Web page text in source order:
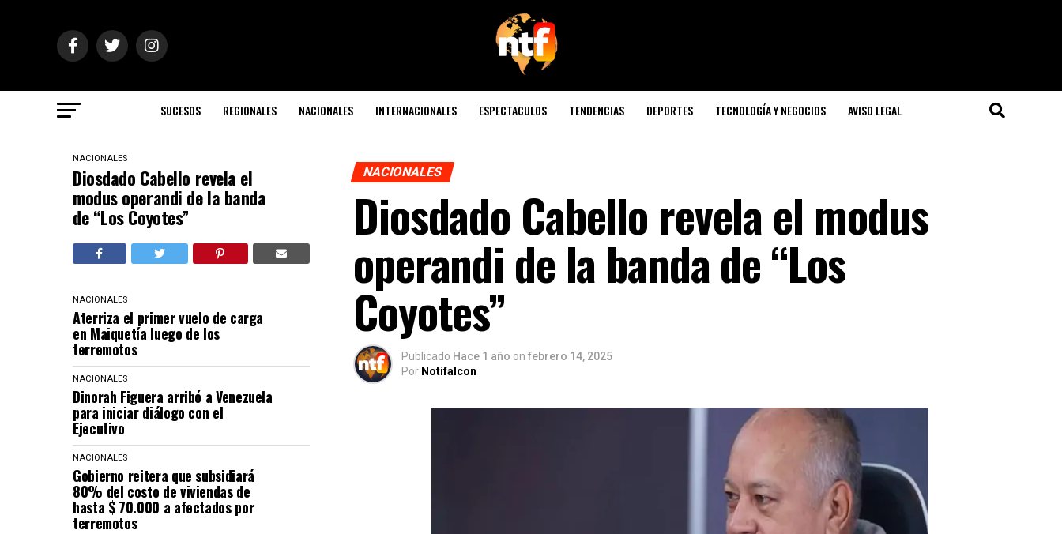
SUCESOS REGIONALES NACIONALES INTERNACIONALES ESPECTACULOS TENDENCIAS DEPORTES TECNOLOGÍA Y NEGOCIOS AVISO LEGAL
NACIONALES
Diosdado Cabello revela el
modus operandi de la banda
de “Los Coyotes”
NACIONALES
Aterriza el primer vuelo de carga
en Maiquetía luego de los
terremotos
NACIONALES
Dinorah Figuera arribó a Venezuela
para iniciar diálogo con el
Ejecutivo
NACIONALES
Gobierno reitera que subsidiará
80% del costo de viviendas de
hasta $ 70.000 a afectados por
terremotos
NACIONALES
Diosdado Cabello revela el modus
operandi de la banda de “Los
Coyotes”
Publicado Hace 1 año on febrero 14, 2025
Por Notifalcon